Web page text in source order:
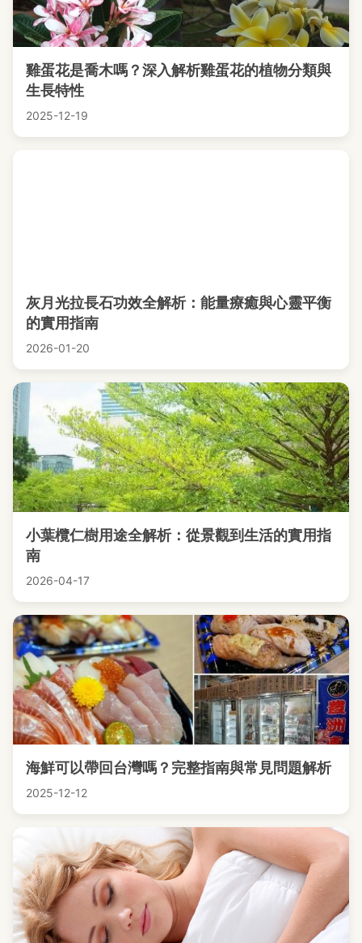
雞蛋花是喬木嗎？深入解析雞蛋花的植物分類與
生長特性
2025-12-19
灰月光拉長石功效全解析：能量療癒與心靈平衡
的實用指南
2026-01-20
小葉欖仁樹用途全解析：從景觀到生活的實用指
南
2026-04-17
海鮮可以帶回台灣嗎？完整指南與常見問題解析
2025-12-12